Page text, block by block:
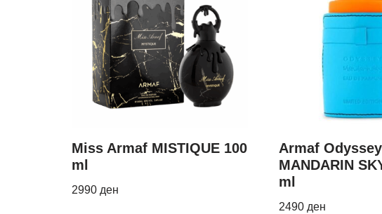
Miss Armaf MISTIQUE 100
ml
2990 ден
Armaf Odyssey
MANDARIN
ml
2490 ден